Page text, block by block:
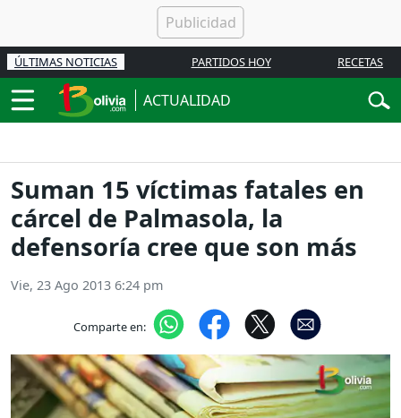
ÚLTIMAS NOTICIAS PARTIDOS HOY RECETAS
ACTUALIDAD
Suman 15 víctimas fatales en
cárcel de Palmasola, la
defensoría cree que son más
Vie, 23 Ago 2013 6:24 pm
Comparte en: